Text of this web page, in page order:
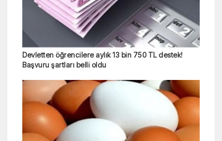
Devletten öğrencilere aylık 13 bin 750 TL destek!
Başvuru şartları belli oldu